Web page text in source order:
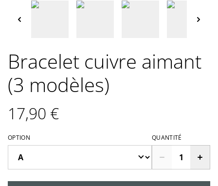
Bracelet cuivre aimant
(3 modèles)
17,90 €
OPTION QUANTITÉ